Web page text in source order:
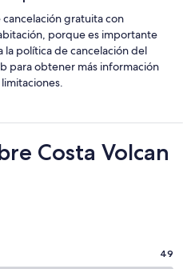
gratuita con
porque es importante
política de cancelación del
para obtener más información
Costa Volcan
49